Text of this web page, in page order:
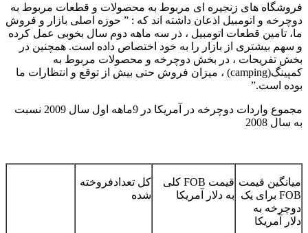
فروشگاه های زنجیره ای مربوط به محصولات و قطعات مربوط به
دوچرخه و اتومبیل اذعان داشته اند که : ” حوزه اصلی بازار و فروش
ما، تامین قطعات اتومبیل ، ذر سه ماهه دوم سال بخوبی عمل کرده
و سهم بیشتری از بازار را به خود اختصاص داده است. همچنین در
بخش تفریحات ، در بخش دوچرخه و محصولات مربوط به
کمپینگ(camping) ، میزان فروش حتی بیش از توقع و انتظارات ما
بوده است.”
مجموع واردات دوچرخه در آمریکا در 9ماهه اول سال 2009 نسبت
به سال 2008
میانگین قیمت
FOB برای یک
دوچرخه به
دلار آمریکا
قیمت FOB کلی
به دلار آمریکا
کل تعدادفروخته
شده